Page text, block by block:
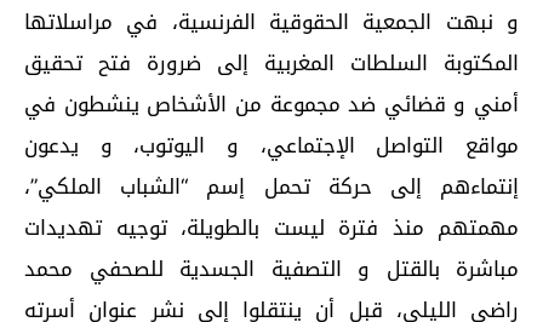
و نبهت الجمعية الحقوقية الفرنسية، في مراسلاتها
المكتوبة السلطات المغربية إلى ضرورة فتح تحقيق
أمني و قضائي ضد مجموعة من الأشخاص ينشطون في
مواقع التواصل الإجتماعي، و اليوتوب، و يدعون
إنتماءهم إلى حركة تحمل إسم “الشباب الملكي”،
مهمتهم منذ فترة ليست بالطويلة، توجيه تهديدات
مباشرة بالقتل و التصفية الجسدية للصحفي محمد
راضي الليلي، قبل أن ينتقلوا إلى نشر عنوان أسرته